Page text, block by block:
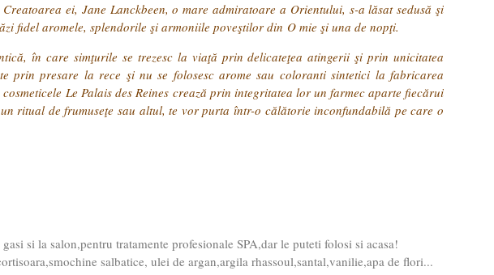
ei, Jane Lanckbeen, o mare admiratoare a Orientului, s-a lăsat sedusă şi
fidel aromele, splendorile şi armoniile poveştilor din O mie şi una de nopţi.
în care simţurile se trezesc la viaţă prin delicateţea atingerii şi prin unicitatea
prin presare la rece şi nu se folosesc arome sau coloranti sintetici la fabricarea
Le Palais des Reines crează prin integritatea lor un farmec aparte fiecărui
ritual de frumuseţe sau altul, te vor purta într-o călătorie inconfundabilă pe care o
si la salon,pentru tratamente profesionale SPA,dar le puteti folosi si acasa!
salbatice, ulei de argan,argila rhassoul,santal,vanilie,apa de flori...